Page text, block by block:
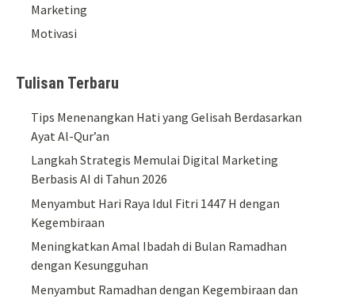
Marketing
Motivasi
Tulisan Terbaru
Tips Menenangkan Hati yang Gelisah Berdasarkan
Ayat Al-Qur’an
Langkah Strategis Memulai Digital Marketing
Berbasis AI di Tahun 2026
Menyambut Hari Raya Idul Fitri 1447 H dengan
Kegembiraan
Meningkatkan Amal Ibadah di Bulan Ramadhan
dengan Kesungguhan
Menyambut Ramadhan dengan Kegembiraan dan